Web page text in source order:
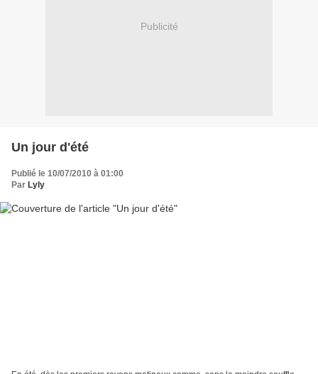
Publicité
Un jour d'été
Publié le 10/07/2010 à 01:00
Par Lyly